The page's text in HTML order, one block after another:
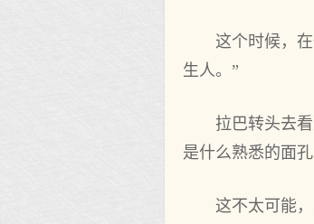
这个时候，
生人。”
拉巴转头去
是什么熟悉的面孔
这不太可能